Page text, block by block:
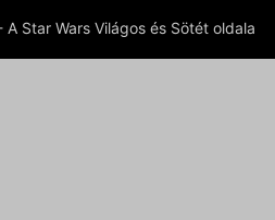
Star Wars Világos és Sötét oldala